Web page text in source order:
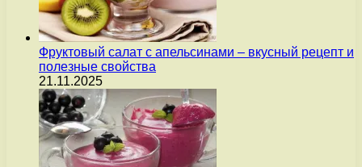
Фруктовый салат с апельсинами – вкусный рецепт и
полезные свойства
21.11.2025